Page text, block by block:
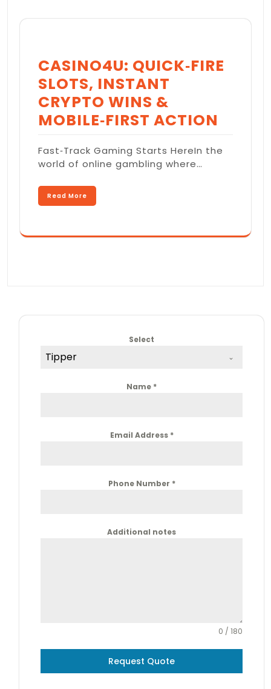
CASINO4U: QUICK‑FIRE
SLOTS, INSTANT
CRYPTO WINS &
MOBILE‑FIRST ACTION
Fast‑Track Gaming Starts HereIn the
world of online gambling where…
Read More
Select
Tipper
Name *
Email Address *
Phone Number *
Additional notes
0 / 180
Request Quote